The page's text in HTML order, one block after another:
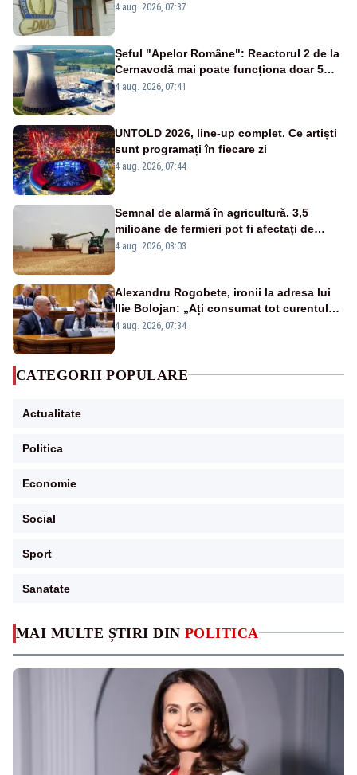
MAI MULTE ȘTIRI DIN POLITICA
banilor din programul SAFE, interceptată
4 aug. 2026, 07:37
Șeful "Apelor Române": Reactorul 2 de la
Cernavodă mai poate funcționa doar 5
zile
4 aug. 2026, 07:41
UNTOLD 2026, line-up complet. Ce artiști
sunt programați în fiecare zi
4 aug. 2026, 07:44
Semnal de alarmă în agricultură. 3,5
milioane de fermieri pot fi afectați de
strategia pentru conservarea
4 aug. 2026, 08:03
Alexandru Rogobete, ironii la adresa lui
Ilie Bolojan: „Ați consumat tot curentul
urmărind șobolani imaginari”
4 aug. 2026, 07:34
CATEGORII POPULARE
Actualitate
Politica
Economie
Social
Sport
Sanatate